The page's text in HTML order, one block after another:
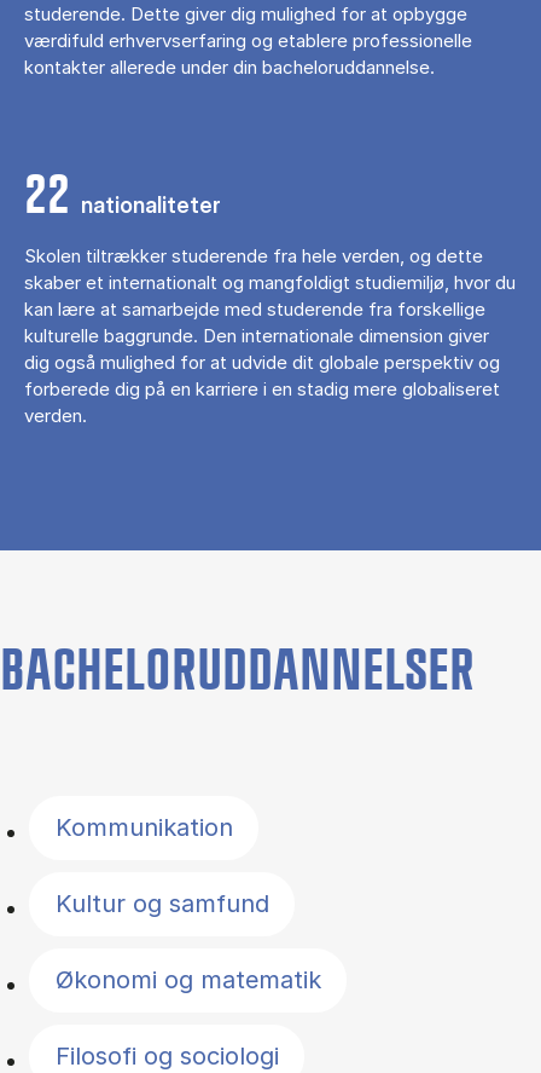
studerende. Dette giver dig mulighed for at opbygge
værdifuld erhvervserfaring og etablere professionelle
kontakter allerede under din bacheloruddannelse.
22 nationaliteter
Skolen tiltrækker studerende fra hele verden, og dette
skaber et internationalt og mangfoldigt studiemiljø, hvor du
kan lære at samarbejde med studerende fra forskellige
kulturelle baggrunde. Den internationale dimension giver
dig også mulighed for at udvide dit globale perspektiv og
forberede dig på en karriere i en stadig mere globaliseret
verden.
BACHELORUDDANNELSER
Kommunikation
Kultur og samfund
Økonomi og matematik
Filosofi og sociologi